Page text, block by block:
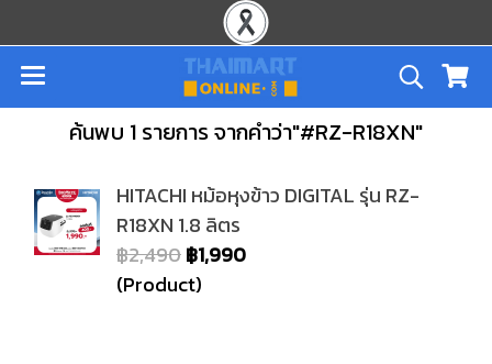
ค้นพบ 1 รายการ จากคำว่า"#RZ-R18XN"
HITACHI หม้อหุงข้าว DIGITAL รุ่น RZ-
R18XN 1.8 ลิตร
฿2,490฿1,990
(Product)